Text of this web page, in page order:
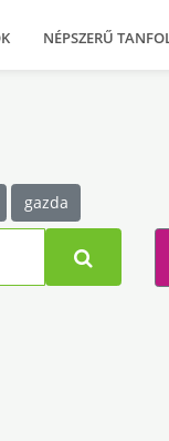
NÉPSZERŰ
gazda